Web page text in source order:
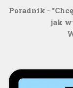
Poradnik -
jak